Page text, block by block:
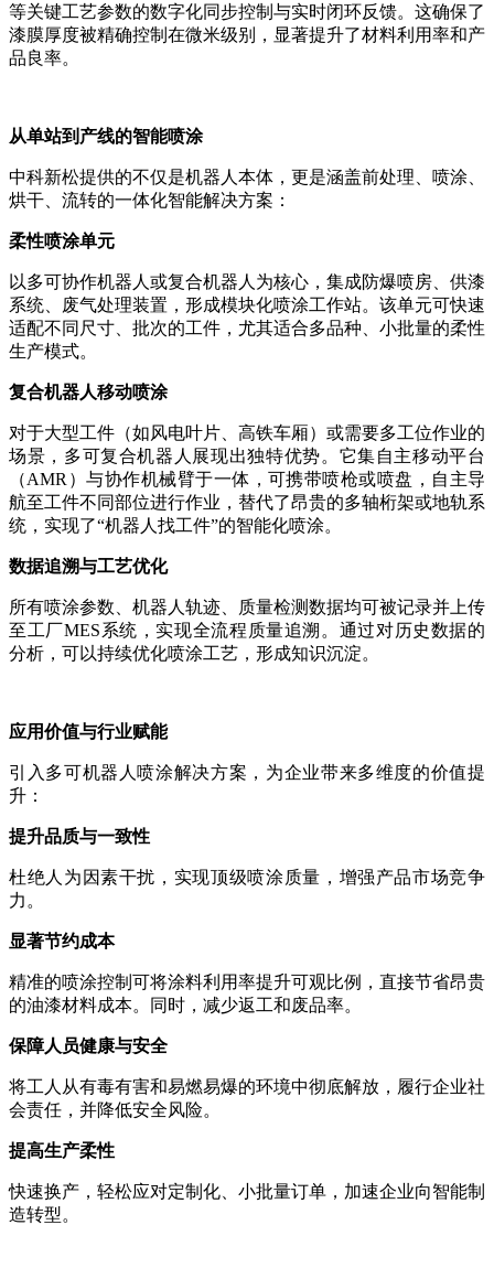
等关键工艺参数的数字化同步控制与实时闭环反馈。这确保了
漆膜厚度被精确控制在微米级别，显著提升了材料利用率和产
品良率。
从单站到产线的智能喷涂
中科新松提供的不仅是机器人本体，更是涵盖前处理、喷涂、
烘干、流转的一体化智能解决方案：
柔性喷涂单元
以多可协作机器人或复合机器人为核心，集成防爆喷房、供漆
系统、废气处理装置，形成模块化喷涂工作站。该单元可快速
适配不同尺寸、批次的工件，尤其适合多品种、小批量的柔性
生产模式。
复合机器人移动喷涂
对于大型工件（如风电叶片、高铁车厢）或需要多工位作业的
场景，多可复合机器人展现出独特优势。它集自主移动平台
（AMR）与协作机械臂于一体，可携带喷枪或喷盘，自主导
航至工件不同部位进行作业，替代了昂贵的多轴桁架或地轨系
统，实现了“机器人找工件”的智能化喷涂。
数据追溯与工艺优化
所有喷涂参数、机器人轨迹、质量检测数据均可被记录并上传
至工厂MES系统，实现全流程质量追溯。通过对历史数据的
分析，可以持续优化喷涂工艺，形成知识沉淀。
应用价值与行业赋能
引入多可机器人喷涂解决方案，为企业带来多维度的价值提
升：
提升品质与一致性
杜绝人为因素干扰，实现顶级喷涂质量，增强产品市场竞争
力。
显著节约成本
精准的喷涂控制可将涂料利用率提升可观比例，直接节省昂贵
的油漆材料成本。同时，减少返工和废品率。
保障人员健康与安全
将工人从有毒有害和易燃易爆的环境中彻底解放，履行企业社
会责任，并降低安全风险。
提高生产柔性
快速换产，轻松应对定制化、小批量订单，加速企业向智能制
造转型。